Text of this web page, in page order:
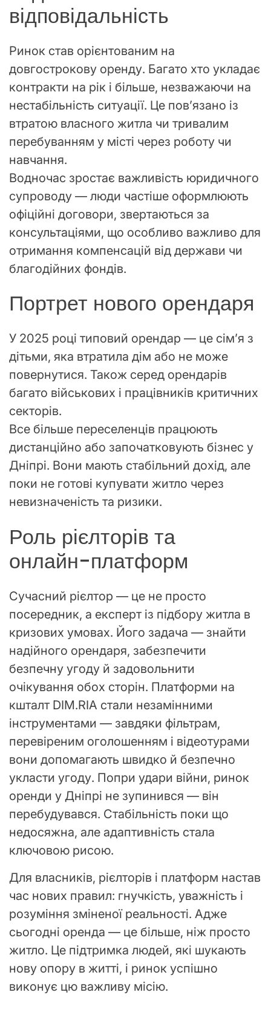
відповідальність
Ринок став орієнтованим на
довгострокову оренду. Багато хто укладає
контракти на рік і більше, незважаючи на
нестабільність ситуації. Це пов’язано із
втратою власного житла чи тривалим
перебуванням у місті через роботу чи
навчання.
Водночас зростає важливість юридичного
супроводу — люди частіше оформлюють
офіційні договори, звертаються за
консультаціями, що особливо важливо для
отримання компенсацій від держави чи
благодійних фондів.
Портрет нового орендаря
У 2025 році типовий орендар — це сім’я з
дітьми, яка втратила дім або не може
повернутися. Також серед орендарів
багато військових і працівників критичних
секторів.
Все більше переселенців працюють
дистанційно або започатковують бізнес у
Дніпрі. Вони мають стабільний дохід, але
поки не готові купувати житло через
невизначеність та ризики.
Роль рієлторів та
онлайн-платформ
Сучасний рієлтор — це не просто
посередник, а експерт із підбору житла в
кризових умовах. Його задача — знайти
надійного орендаря, забезпечити
безпечну угоду й задовольнити
очікування обох сторін. Платформи на
кшталт DIM.RIA стали незамінними
інструментами — завдяки фільтрам,
перевіреним оголошенням і відеотурами
вони допомагають швидко й безпечно
укласти угоду. Попри удари війни, ринок
оренди у Дніпрі не зупинився — він
перебудувався. Стабільність поки що
недосяжна, але адаптивність стала
ключовою рисою.
Для власників, рієлторів і платформ настав
час нових правил: гнучкість, уважність і
розуміння зміненої реальності. Адже
сьогодні оренда — це більше, ніж просто
житло. Це підтримка людей, які шукають
нову опору в житті, і ринок успішно
виконує цю важливу місію.